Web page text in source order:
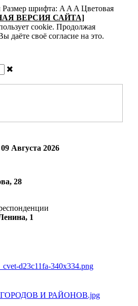
Размер шрифта: A A A Цветовая
ВЕРСИЯ САЙТА]
cookie. Продолжая
даёте своё согласие на это.
Августа 2026
28
1